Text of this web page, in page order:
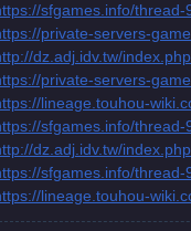
sfgames.info/
private-servers-
dz.adj.idv.tw/
private-servers-
lineage.touhou-
sfgames.info/
dz.adj.idv.tw/
sfgames.info/
lineage.touhou-